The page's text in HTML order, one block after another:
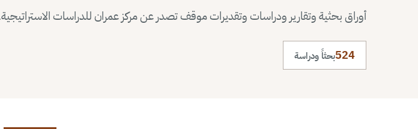
أوراق بحثية وتقارير ودراسات وتقديرات موقف تصدر عن مركز عمران للدراسات
524بحثاً ودراسة